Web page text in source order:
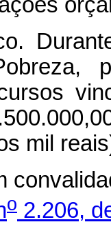
mil
o 2.206,